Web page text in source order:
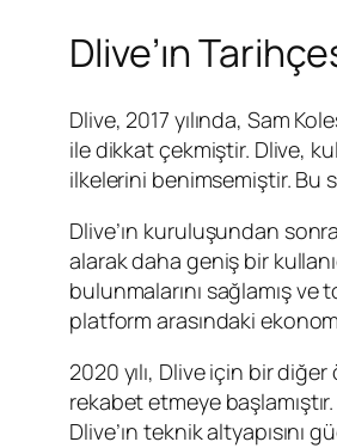
Dlive’ın
Dlive, 2017 yılında, Sam
ile dikkat çekmiştir. Dlive,
ilkelerini benimsemiştir. Bu
Dlive’ın kuruluşundan
alarak daha geniş bir
bulunmalarını sağlamış
platform arasındaki
2020 yılı, Dlive için bir
rekabet etmeye
Dlive’ın teknik altyapısını